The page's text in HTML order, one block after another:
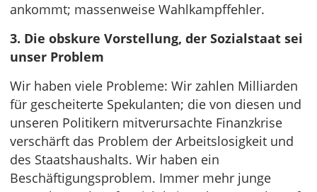
ankommt; massenweise Wahlkampffehler.
3. Die obskure Vorstellung, der Sozialstaat sei
unser Problem
Wir haben viele Probleme: Wir zahlen Milliarden
für gescheiterte Spekulanten; die von diesen und
unseren Politikern mitverursachte Finanzkrise
verschärft das Problem der Arbeitslosigkeit und
des Staatshaushalts. Wir haben ein
Beschäftigungsproblem. Immer mehr junge